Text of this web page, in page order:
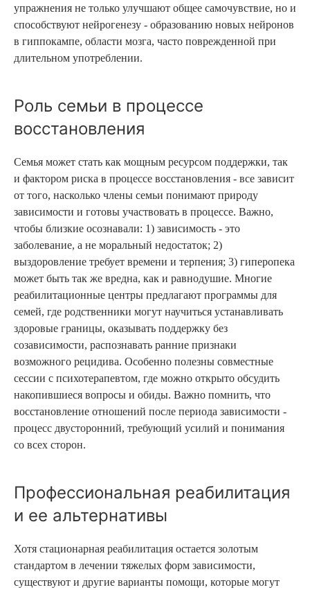
упражнения не только улучшают общее самочувствие, но и
способствуют нейрогенезу - образованию новых нейронов
в гиппокампе, области мозга, часто поврежденной при
длительном употреблении.
Роль семьи в процессе
восстановления
Семья может стать как мощным ресурсом поддержки, так
и фактором риска в процессе восстановления - все зависит
от того, насколько члены семьи понимают природу
зависимости и готовы участвовать в процессе. Важно,
чтобы близкие осознавали: 1) зависимость - это
заболевание, а не моральный недостаток; 2)
выздоровление требует времени и терпения; 3) гиперопека
может быть так же вредна, как и равнодушие. Многие
реабилитационные центры предлагают программы для
семей, где родственники могут научиться устанавливать
здоровые границы, оказывать поддержку без
созависимости, распознавать ранние признаки
возможного рецидива. Особенно полезны совместные
сессии с психотерапевтом, где можно открыто обсудить
накопившиеся вопросы и обиды. Важно помнить, что
восстановление отношений после периода зависимости -
процесс двусторонний, требующий усилий и понимания
со всех сторон.
Профессиональная реабилитация
и ее альтернативы
Хотя стационарная реабилитация остается золотым
стандартом в лечении тяжелых форм зависимости,
существуют и другие варианты помощи, которые могут